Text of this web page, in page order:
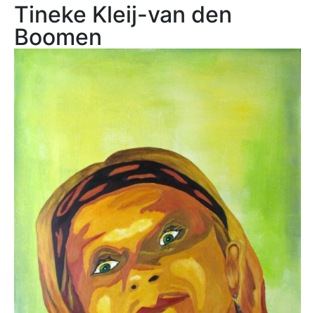
Tineke Kleij-van den
Boomen